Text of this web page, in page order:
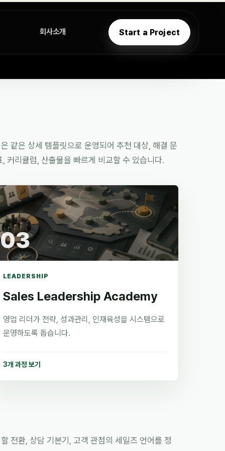
회사소개 Start a Project
같은 상세 템플릿으로 운영되어 추천 대상, 해결 문
, 커리큘럼, 산출물을 빠르게 비교할 수 있습니다.
03
LEADERSHIP
Sales Leadership Academy
영업 리더가 전략, 성과관리, 인재육성을 시스템으로
운영하도록 돕습니다.
3개 과정 보기
전환, 상담 기본기, 고객 관점의 세일즈 언어를 정